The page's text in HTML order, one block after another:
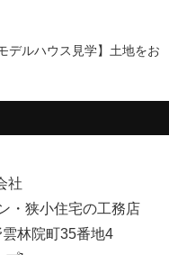
デルハウス見学】土地をお
社
・狭小住宅の工務店
林院町35番地4